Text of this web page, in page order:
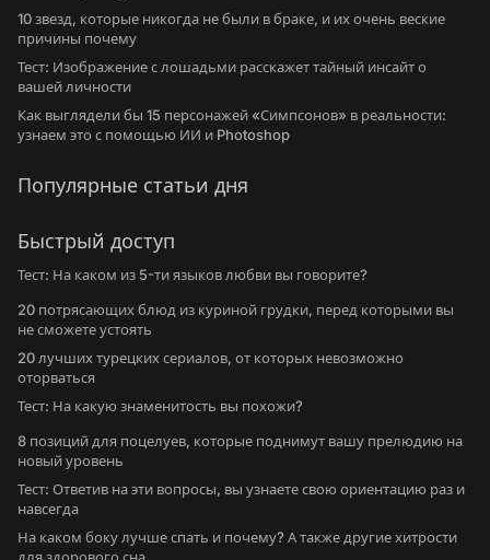
10 звезд, которые никогда не были в браке, и их очень веские
причины почему
Тест: Изображение с лошадьми расскажет тайный инсайт о
вашей личности
Как выглядели бы 15 персонажей «Симпсонов» в реальности:
узнаем это с помощью ИИ и Photoshop
Популярные статьи дня
Быстрый доступ
Тест: На каком из 5-ти языков любви вы говорите?
20 потрясающих блюд из куриной грудки, перед которыми вы
не сможете устоять
20 лучших турецких сериалов, от которых невозможно
оторваться
Тест: На какую знаменитость вы похожи?
8 позиций для поцелуев, которые поднимут вашу прелюдию на
новый уровень
Тест: Ответив на эти вопросы, вы узнаете свою ориентацию раз и
навсегда
На каком боку лучше спать и почему? А также другие хитрости